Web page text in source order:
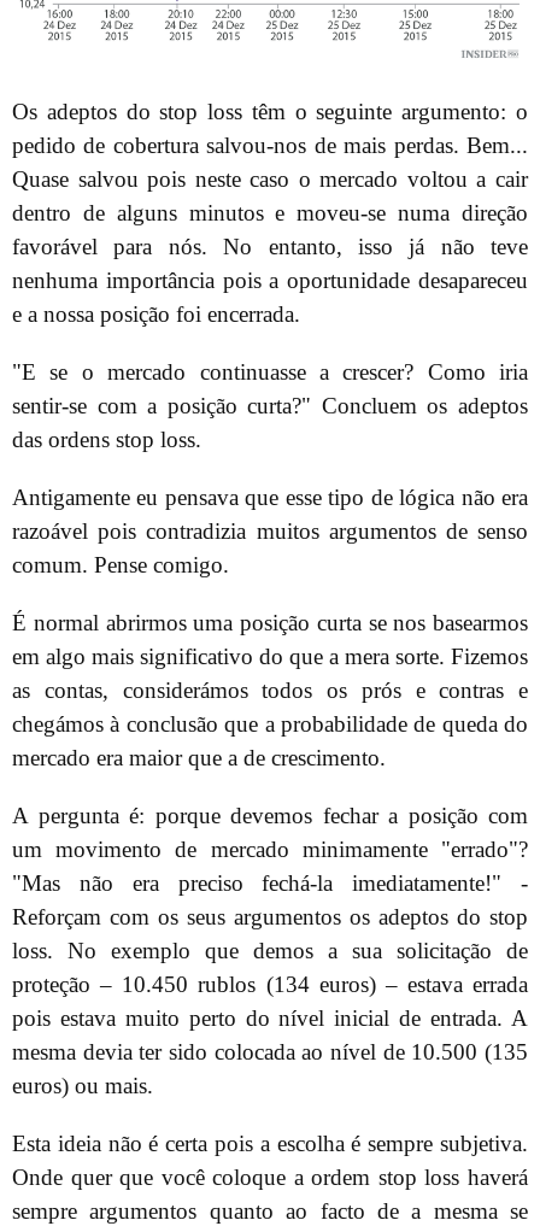
Os adeptos do stop loss têm o seguinte argumento: o
pedido de cobertura salvou-nos de mais perdas. Bem...
Quase salvou pois neste caso o mercado voltou a cair
dentro de alguns minutos e moveu-se numa direção
favorável para nós. No entanto, isso já não teve
nenhuma importância pois a oportunidade desapareceu
e a nossa posição foi encerrada.
"E se o mercado continuasse a crescer? Como iria
sentir-se com a posição curta?" Concluem os adeptos
das ordens stop loss.
Antigamente eu pensava que esse tipo de lógica não era
razoável pois contradizia muitos argumentos de senso
comum. Pense comigo.
É normal abrirmos uma posição curta se nos basearmos
em algo mais significativo do que a mera sorte. Fizemos
as contas, considerámos todos os prós e contras e
chegámos à conclusão que a probabilidade de queda do
mercado era maior que a de crescimento.
A pergunta é: porque devemos fechar a posição com
um movimento de mercado minimamente "errado"?
"Mas não era preciso fechá-la imediatamente!" -
Reforçam com os seus argumentos os adeptos do stop
loss. No exemplo que demos a sua solicitação de
proteção – 10.450 rublos (134 euros) – estava errada
pois estava muito perto do nível inicial de entrada. A
mesma devia ter sido colocada ao nível de 10.500 (135
euros) ou mais.
Esta ideia não é certa pois a escolha é sempre subjetiva.
Onde quer que você coloque a ordem stop loss haverá
sempre argumentos quanto ao facto de a mesma se